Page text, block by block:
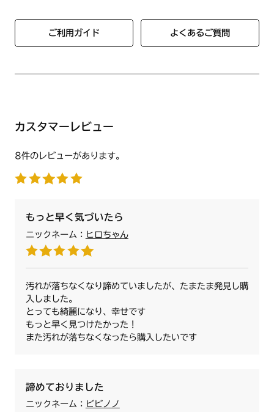
●色
大バーナー用バーナーリングカバーです。左右共通です。
商品番号：【ノーリツコード】SRG7566【ハーマンコード】
DS0B120060100
●サイズ
外径：長手部約125mm、短手部約115mm
アルミ
●色
グレー
KDW36N8WASMSTE
KDW36N9WASKSTE
N3S01PWAS4BRE
N3S01PWASMSTE
N3S02PWAS4BRE
N3S02PWASKSTE
N3S02PWASMSTEC
N3S03PWAS4BRE
N3S03PWAS4BREC
N3S03PWASKSTE
N3S03PWASKSTEC
N3S04PWAS4BRE
N3S04PWAS4BREC
N3S04PWASKSTE
N3S04PWASKSTEC
N3S04PWASMSTE
N3S05PWASKSTE
N3S05PWASKSTEC
ご利用ガイド よくあるご質問
カスタマーレビュー
8件のレビューがあります。
もっと早く気づいたら
ニックネーム： ヒロちゃん
汚れが落ちなくなり諦めていましたが、たまたま発見し購
入しました。
とっても綺麗になり、幸せです
もっと早く見つけたかった！
また汚れが落ちなくなったら購入したいです
諦めておりました
ニックネーム： ビビノノ